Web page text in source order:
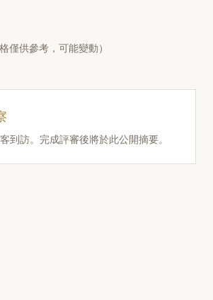
格僅供參考，可能變動）
到訪。完成評審後將於此公開摘要。